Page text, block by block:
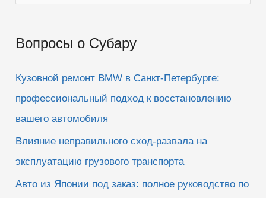
о
с
Вопросы о Субару
Кузовной ремонт BMW в Санкт-Петербурге:
профессиональный подход к восстановлению
вашего автомобиля
Влияние неправильного сход-развала на
эксплуатацию грузового транспорта
Авто из Японии под заказ: полное руководство по